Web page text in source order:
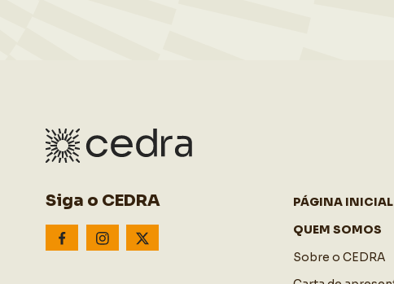
Siga o CEDRA
PÁGINA INICIAL
QUEM SOMOS
Sobre o CEDRA